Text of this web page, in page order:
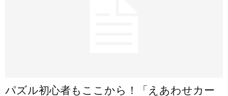
パズル初心者もここから！「えあわせカー